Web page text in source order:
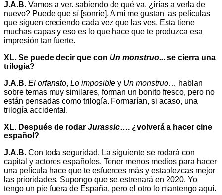
J.A.B. Vamos a ver. sabiendo de qué va, ¿irías a verla de
nuevo? Puede que sí [sonríe]. A mí me gustan las películas
que siguen creciendo cada vez que las ves. Esta tiene
muchas capas y eso es lo que hace que te produzca esa
impresión tan fuerte.
XL. Se puede decir que con Un monstruo... se cierra una
trilogía?
J.A.B. El orfanato, Lo imposible y Un monstruo… hablan
sobre temas muy similares, forman un bonito fresco, pero no
están pensadas como trilogía. Formarían, si acaso, una
trilogía accidental.
XL. Después de rodar Jurassic…, ¿volverá a hacer cine
español?
J.A.B. Con toda seguridad. La siguiente se rodará con
capital y actores españoles. Tener menos medios para hacer
una película hace que te esfuerces más y establezcas mejor
las prioridades. Supongo que se estrenará en 2020. Yo
tengo un pie fuera de España, pero el otro lo mantengo aquí.